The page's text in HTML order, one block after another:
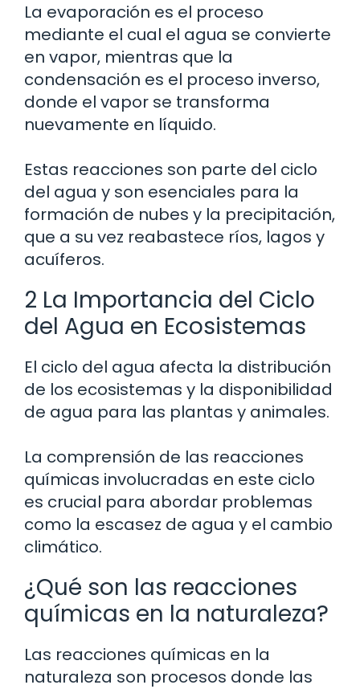
La evaporación es el proceso
mediante el cual el agua se convierte
en vapor, mientras que la
condensación es el proceso inverso,
donde el vapor se transforma
nuevamente en líquido.
Estas reacciones son parte del ciclo
del agua y son esenciales para la
formación de nubes y la precipitación,
que a su vez reabastece ríos, lagos y
acuíferos.
2 La Importancia del Ciclo
del Agua en Ecosistemas
El ciclo del agua afecta la distribución
de los ecosistemas y la disponibilidad
de agua para las plantas y animales.
La comprensión de las reacciones
químicas involucradas en este ciclo
es crucial para abordar problemas
como la escasez de agua y el cambio
climático.
¿Qué son las reacciones
químicas en la naturaleza?
Las reacciones químicas en la
naturaleza son procesos donde las